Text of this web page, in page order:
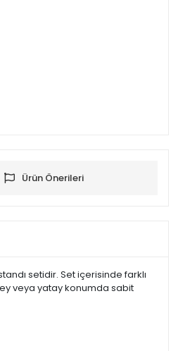
Ürün Önerileri
setidir. Set içerisinde farklı
veya yatay konumda sabit